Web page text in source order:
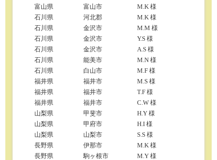
富山県
富山市
M.K 様
石川県
河北郡
M.K 様
石川県
金沢市
M.M 様
石川県
金沢市
Y.S 様
石川県
金沢市
A.S 様
石川県
能美市
M.N 様
石川県
白山市
M.F 様
福井県
福井市
M.S 様
福井県
福井市
T.F 様
福井県
福井市
C.W 様
山梨県
甲斐市
H.Y 様
山梨県
甲府市
H.I 様
山梨県
山梨市
S.S 様
長野県
伊那市
M.K 様
長野県
駒ヶ根市
M.Y 様